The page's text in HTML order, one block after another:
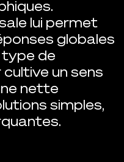
lui permet
globales
de
cultive un sens
nette
simples,